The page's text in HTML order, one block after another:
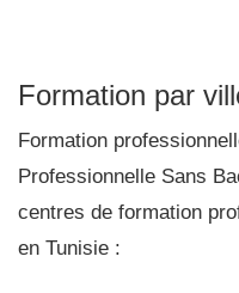
Formation par
Formation
Professionnelle Sans
centres de formation
en Tunisie :